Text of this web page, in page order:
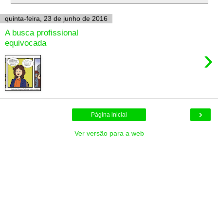
quinta-feira, 23 de junho de 2016
A busca profissional
equivocada
›
›
Página inicial
Ver versão para a web